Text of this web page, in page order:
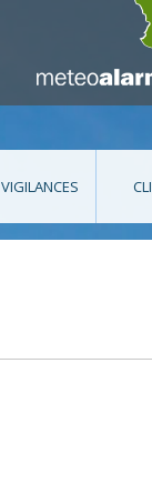
VIGILANCES